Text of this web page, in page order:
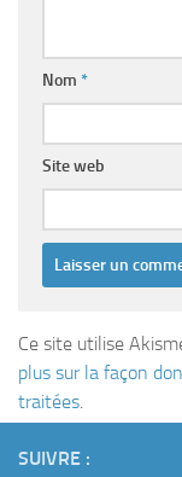
Nom *
Site web
Ce site utilise
plus sur la façon
traitées
SUIVRE :